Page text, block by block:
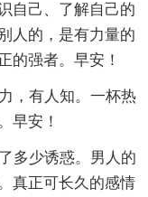
自己、了解自己的
人的，是有力量的
的强者。早安！
，有人知。一杯热
早安！
多少诱惑。男人的
真正可长久的感情